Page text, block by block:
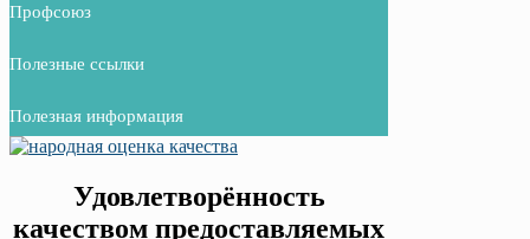
Профсоюз
Полезные ссылки
Полезная информация
Удовлетворённость
качеством предоставляемых